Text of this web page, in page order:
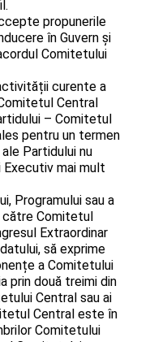
propunerile
în Guvern și
Comitetului
curente a
Central
– Comitetul
pentru un termen
Partidului nu
mai mult
Programului sau a
către Comitetul
Extraordinar
să exprime
a Comitetului
prin două treimi din
Central sau ai
Central este în
Comitetului